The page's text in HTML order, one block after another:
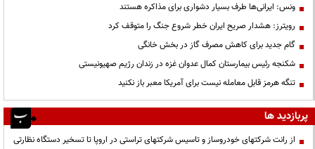
ونس: ایرانی‌ها طرف بسیار دشواری برای مذاکره هستند
رویترز: هشدار صریح ایران خطر شروع جنگ را متوقف کرد
گام جدید برای کاهش مصرف گاز در بخش خانگی
شکنجه رئیس بیمارستان کمال عدوان غزه در زندان رژیم صهیونیستی
تنگه هرمز قابل معامله نیست برای آمریکا معبر باز نکنید
پربازدید ها
از رانت‌ شرکتهای خودروساز و تاسیس شرکتهای تراستی در اروپا تا تسخیر دستگاه نظارتی